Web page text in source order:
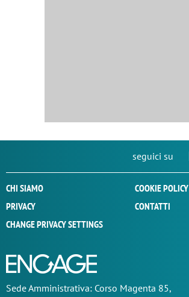
seguici su
CHI SIAMO
COOKIE POLICY
PRIVACY
CONTATTI
CHANGE PRIVACY SETTINGS
SedeAmministrativa: Corso Magenta 85,